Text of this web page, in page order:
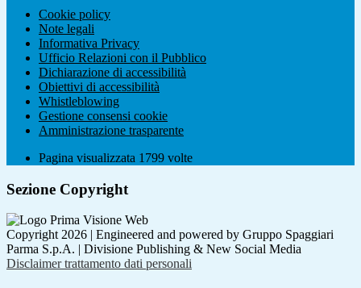
Cookie policy
Note legali
Informativa Privacy
Ufficio Relazioni con il Pubblico
Dichiarazione di accessibilità
Obiettivi di accessibilità
Whistleblowing
Gestione consensi cookie
Amministrazione trasparente
Pagina visualizzata 1799 volte
Sezione Copyright
Copyright 2026 | Engineered and powered by Gruppo Spaggiari
Parma S.p.A. | Divisione Publishing & New Social Media
Disclaimer trattamento dati personali